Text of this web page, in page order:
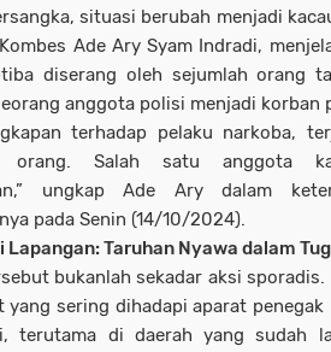
situasi berubah menjadi
Ade Ary Syam Indradi,
diserang oleh sejumlah orang
anggota polisi menjadi korban
terhadap pelaku narkoba,
orang. Salah satu anggota
ungkap Ade Ary dalam
pada Senin (14/10/2024).
Lapangan: Taruhan Nyawa dalam
bukanlah sekadar aksi
yang sering dihadapi aparat penegak
terutama di daerah yang sudah